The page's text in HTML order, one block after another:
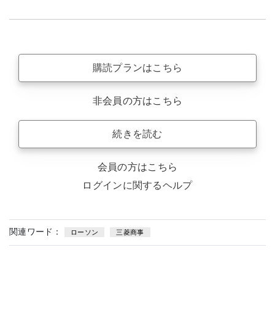
購読プランはこちら
非会員の方はこちら
続きを読む
会員の方はこちら
ログインに関するヘルプ
関連ワード： ローソン 三菱商事